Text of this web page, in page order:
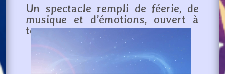
Un spectacle rempli de féerie, de
musique et d’émotions, ouvert à
tous.